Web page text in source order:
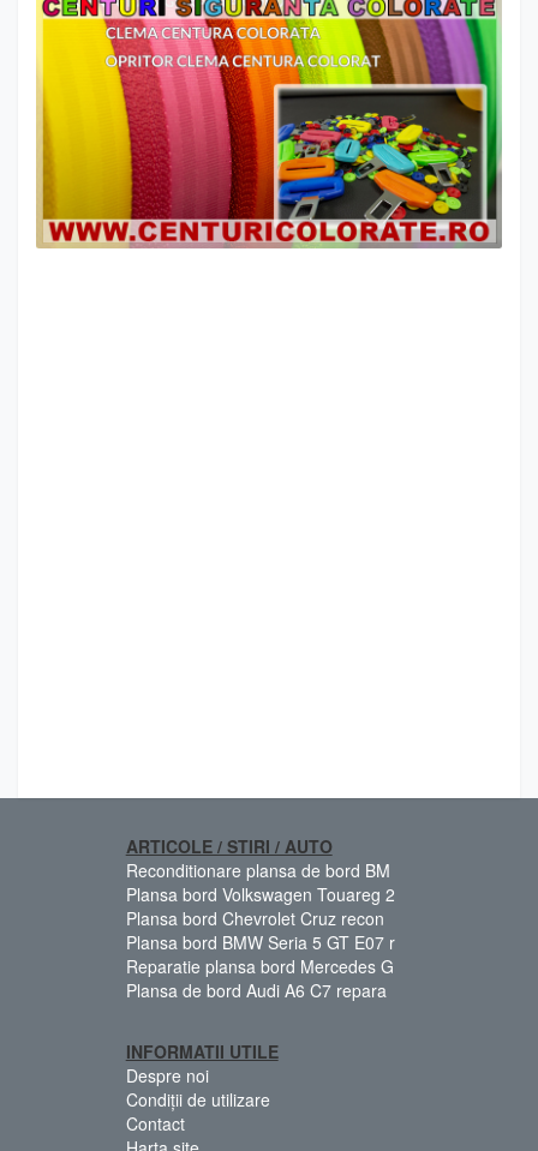
ARTICOLE / STIRI / AUTO
Reconditionare plansa de bord BM
Plansa bord Volkswagen Touareg 2
Plansa bord Chevrolet Cruz recon
Plansa bord BMW Seria 5 GT E07 r
Reparatie plansa bord Mercedes G
Plansa de bord Audi A6 C7 repara
INFORMATII UTILE
Despre noi
Condiții de utilizare
Contact